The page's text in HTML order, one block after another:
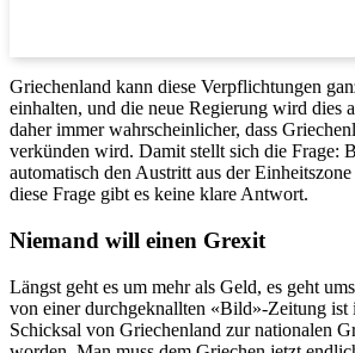
Griechenland kann diese Verpflichtungen
einhalten, und die neue Regierung wird dies
daher immer wahrscheinlicher, dass
verkünden wird. Damit stellt sich die Frage:
automatisch den Austritt aus der
diese Frage gibt es keine klare Antwort.
Niemand will einen Grexit
Längst geht es um mehr als Geld, es geht
von einer durchgeknallten «Bild»-Zeitung ist
Schicksal von Griechenland zur nationalen